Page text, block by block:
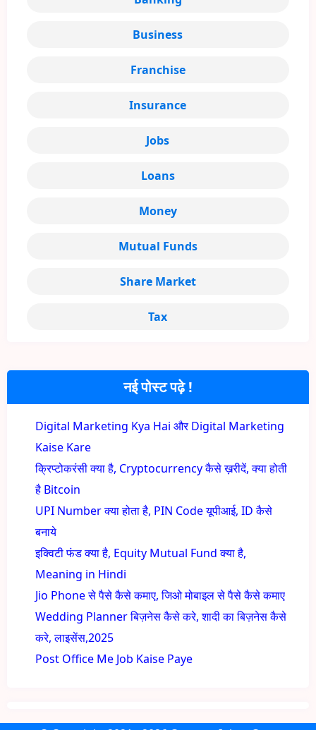
नई पोस्ट पढ़े !
Digital Marketing Kya Hai और Digital Marketing
Kaise Kare
क्रिप्टोकरंसी क्या है, Cryptocurrency कैसे ख़रीदें, क्या होती
है Bitcoin
UPI Number क्या होता है, PIN Code यूपीआई, ID कैसे
बनाये
इक्विटी फंड क्या है, Equity Mutual Fund क्या है,
Meaning in Hindi
Jio Phone से पैसे कैसे कमाए, जिओ मोबाइल से पैसे कैसे कमाए
Wedding Planner बिज़नेस कैसे करे, शादी का बिज़नेस कैसे
करे, लाइसेंस,2025
Post Office Me Job Kaise Paye
Business
Franchise
Insurance
Jobs
Loans
Money
Mutual Funds
Share Market
Tax